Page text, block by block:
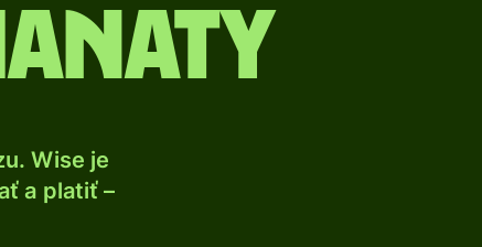
Wise je
a platiť –